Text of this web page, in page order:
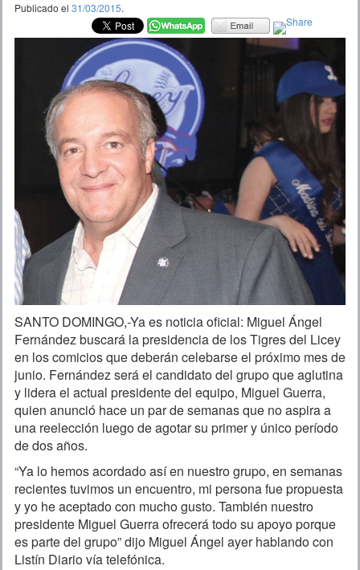
Publicado el 31/03/2015.
SANTO DOMINGO,-Ya es noticia oficial: Miguel Ángel
Fernández buscará la presidencia de los Tigres del Licey
en los comicios que deberán celebarse el próximo mes de
junio. Fernández será el candidato del grupo que aglutina
y lidera el actual presidente del equipo, Miguel Guerra,
quien anunció hace un par de semanas que no aspira a
una reelección luego de agotar su primer y único período
de dos años.
“Ya lo hemos acordado así en nuestro grupo, en semanas
recientes tuvimos un encuentro, mi persona fue propuesta
y yo he aceptado con mucho gusto. También nuestro
presidente Miguel Guerra ofrecerá todo su apoyo porque
es parte del grupo” dijo Miguel Ángel ayer hablando con
Listín Diario vía telefónica.